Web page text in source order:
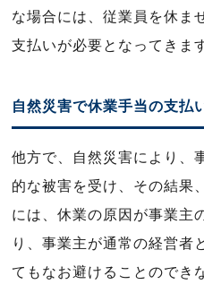
な場合には、従業員を休ま
支払いが必要となってきま
自然災害で休業手当の支払
他方で、自然災害により、
的な被害を受け、その結果
には、休業の原因が事業主
り、事業主が通常の経営者
てもなお避けることのでき